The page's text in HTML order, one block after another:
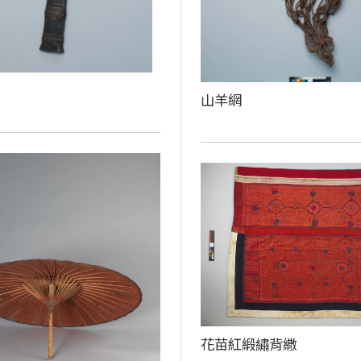
山羊網
花苗紅緞繡背繖